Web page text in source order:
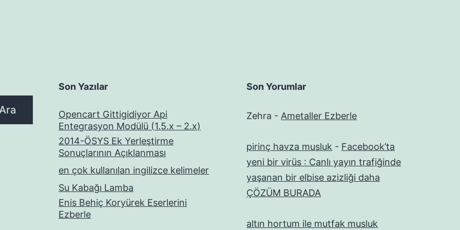
Son Yazılar
Opencart Gittigidiyor Api
Entegrasyon Modülü (1.5.x – 2.x)
2014-ÖSYS Ek Yerleştirme
Sonuçlarının Açıklanması
en çok kullanılan ingilizce kelimeler
Su Kabağı Lamba
Enis Behiç Koryürek Eserlerini
Ezberle
Son Yorumlar
Zehra - Ametaller Ezberle
pirinç havza musluk - Facebook’ta
yeni bir virüs : Canlı yayın trafiğinde
yaşanan bir elbise azizliği daha
ÇÖZÜM BURADA
altın hortum ile mutfak musluk